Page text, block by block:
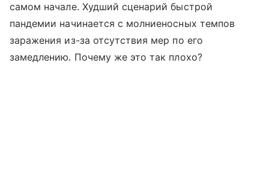
самом начале. Худший сценарий быстрой
пандемии начинается с молниеносных темпов
заражения из-за отсутствия мер по его
замедлению. Почему же это так плохо?